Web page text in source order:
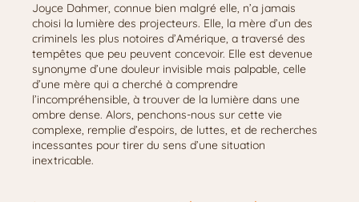
Joyce Dahmer, connue bien malgré elle, n’a jamais
choisi la lumière des projecteurs. Elle, la mère d’un des
criminels les plus notoires d’Amérique, a traversé des
tempêtes que peu peuvent concevoir. Elle est devenue
synonyme d’une douleur invisible mais palpable, celle
d’une mère qui a cherché à comprendre
l’incompréhensible, à trouver de la lumière dans une
ombre dense. Alors, penchons-nous sur cette vie
complexe, remplie d’espoirs, de luttes, et de recherches
incessantes pour tirer du sens d’une situation
inextricable.